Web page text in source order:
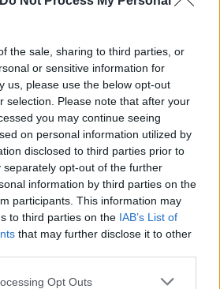
the sale, sharing to third parties, or
or sensitive information for
us, please use the below opt-out
selection. Please note that after your
you may continue seeing
on personal information utilized by
disclosed to third parties prior to
separately opt-out of the further
information by third parties on the
participants. This information may
to third parties on the IAB’s List of
that may further disclose it to other
Opt Outs
l’impacte de l’eclipsi sobre
de 2026
de l’Ebre lidera de nou la
sobre l’astre rei en el segon
solar total de la seva història
d'agost de 2026
de Tortosa amplia el
de les obres de l’aparcament
de 2026